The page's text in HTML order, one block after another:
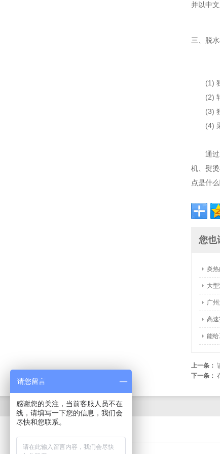
并以中
三、脱
(1) 独
(2) 转
(3) 独
(4) 采
通过上
机、熨
点是什
您也
炎
大
广
高
能
上一条：
下一条：
请您留言
感谢您的关注，当前客服人员不在
线，请填写一下您的信息，我们会
尽快和您联系。